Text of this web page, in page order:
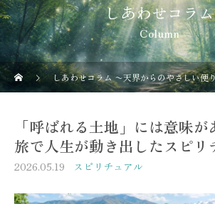
しあわせコラム
Column
しあわせコラム 〜天界からのやさしい便
「呼ばれる土地」には意味
旅で人生が動き出したスピリ
2026.05.19 スピリチュアル